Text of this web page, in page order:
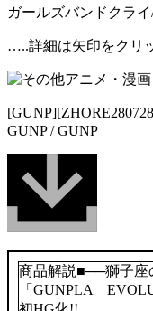
ガールズバンドクライ
…..詳細は矢印をクリ
GUNP / GUNP
商品解説■──獅子座
「GUNPLA